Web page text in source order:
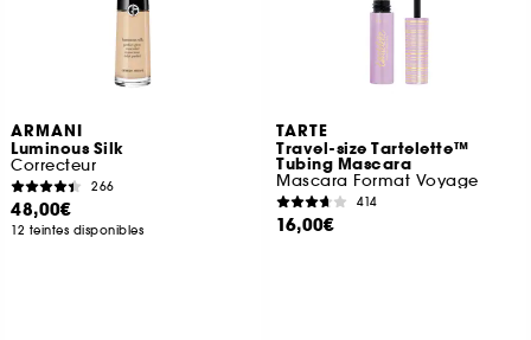
ARMANI
Luminous Silk
Correcteur
266
48,00€
12 teintes disponibles
TARTE
Travel-size Tartelette™
Tubing Mascara
Mascara Format Voyage
414
16,00€